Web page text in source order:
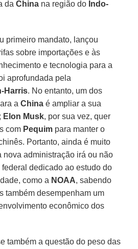
daChina na região do Indo-
primeiro mandato, lançou
sobre importações e às
e tecnologia para a
aprofundada pela
Harris. No entanto, um dos
aChina é ampliar a sua
Elon Musk, por sua vez, quer
com Pequim para manter o
Portanto, ainda é muito
nova administração irá ou não
dedicado ao estudo do
como a NOAA, sabendo
também desempenham um
econômico dos
também a questão do peso das